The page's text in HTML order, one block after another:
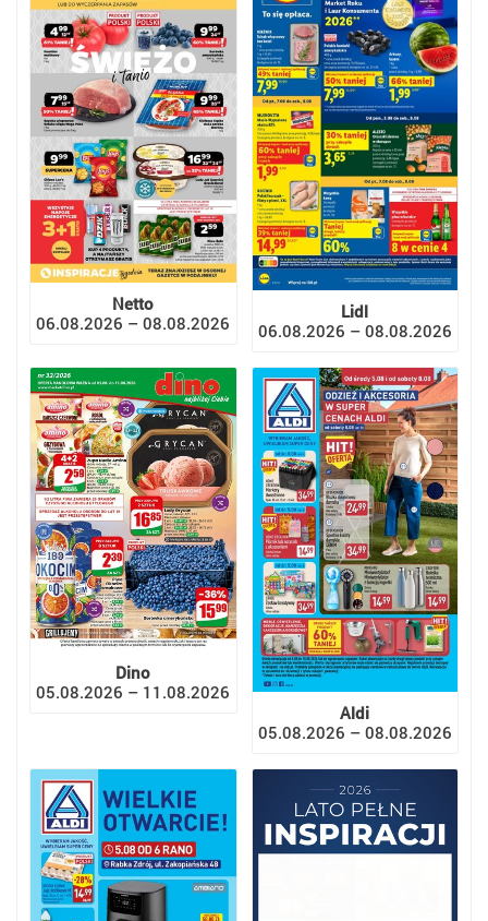
Netto
06.08.2026 – 08.08.2026
Lidl
06.08.2026 – 08.08.2026
Dino
05.08.2026 – 11.08.2026
Aldi
05.08.2026 – 08.08.2026